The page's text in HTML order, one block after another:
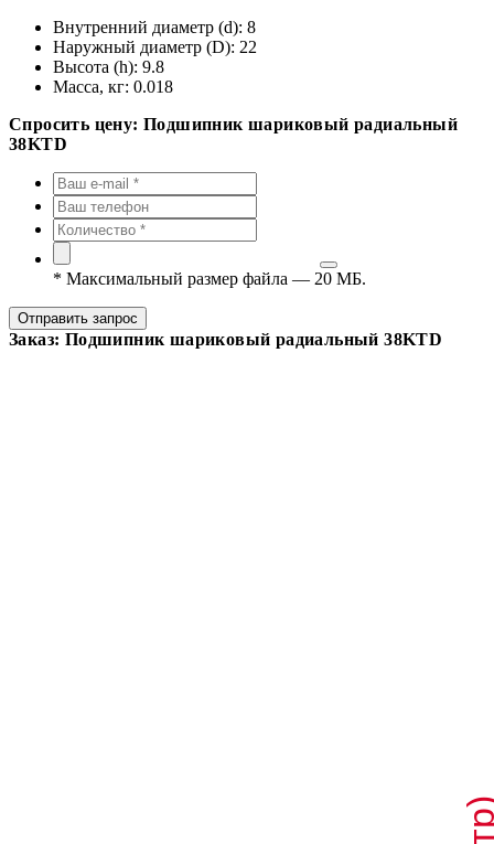
Внутренний диаметр (d): 8
Наружный диаметр (D): 22
Высота (h): 9.8
Масса, кг: 0.018
Спросить цену: Подшипник шариковый радиальный
38KTD
* Максимальный размер файла — 20 МБ.
Отправить запрос
Заказ: Подшипник шариковый радиальный 38KTD